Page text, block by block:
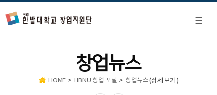
창업뉴스
HOME> HBNU 창업 포털 > 창업뉴스(상세보기)